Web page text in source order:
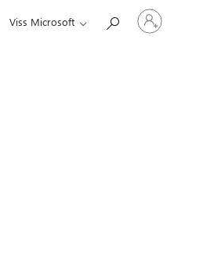
Viss Microsoft
Pierakstieties
savā
kontā